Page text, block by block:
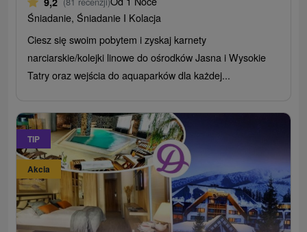
Śniadanie, Śniadanie I Kolacja
Ciesz się swoim pobytem i zyskaj karnety
narciarskie/kolejki linowe do ośrodków Jasna i Wysokie
Tatry oraz wejścia do aquaparków dla każdej...
TIP
Akcia